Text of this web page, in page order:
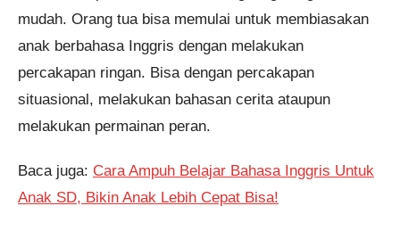
mudah. Orang tua bisa memulai untuk membiasakan
anak berbahasa Inggris dengan melakukan
percakapan ringan. Bisa dengan percakapan
situasional, melakukan bahasan cerita ataupun
melakukan permainan peran.
Baca juga: Cara Ampuh Belajar Bahasa Inggris Untuk
Anak SD, Bikin Anak Lebih Cepat Bisa!